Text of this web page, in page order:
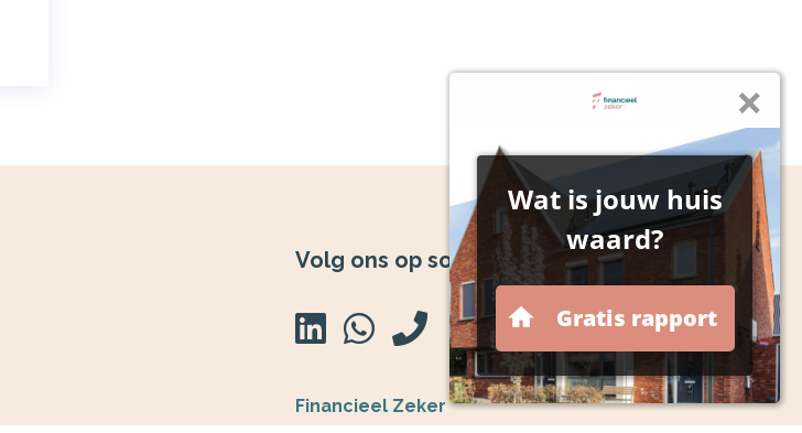
Volg ons op social media
Financieel Zeker